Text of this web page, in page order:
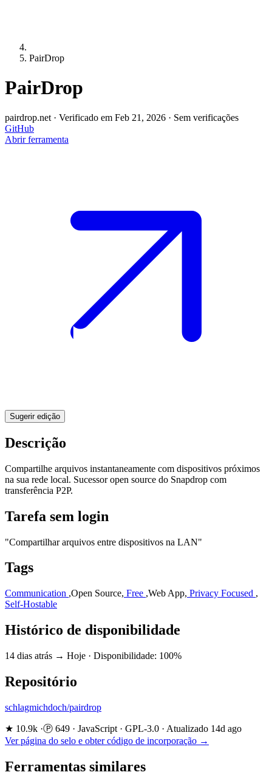
PairDrop
PairDrop
pairdrop.net · Verificado em Feb 21, 2026 · Sem verificações
GitHub
Abrir ferramenta
Sugerir edição
Descrição
Compartilhe arquivos instantaneamente com dispositivos próximos
na sua rede local. Sucessor open source do Snapdrop com
transferência P2P.
Tarefa sem login
"Compartilhar arquivos entre dispositivos na LAN"
Tags
Communication ,Open Source, Free ,Web App, Privacy Focused ,
Self-Hostable
Histórico de disponibilidade
14 dias atrás → Hoje · Disponibilidade: 100%
Repositório
schlagmichdoch/pairdrop
★ 10.9k ·Ⓟ 649 · JavaScript · GPL-3.0 · Atualizado 14d ago
Ver página do selo e obter código de incorporação →
Ferramentas similares